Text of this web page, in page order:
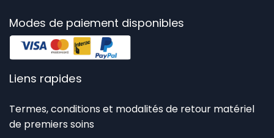
Modes de paiement disponibles
Liens rapides
Termes, conditions et modalités de retour matériel
de premiers soins